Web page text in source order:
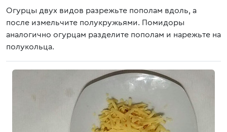
Огурцы двух видов разрежьте пополам вдоль, а
после измельчите полукружьями. Помидоры
аналогично огурцам разделите пополам и нарежьте на
полукольца.